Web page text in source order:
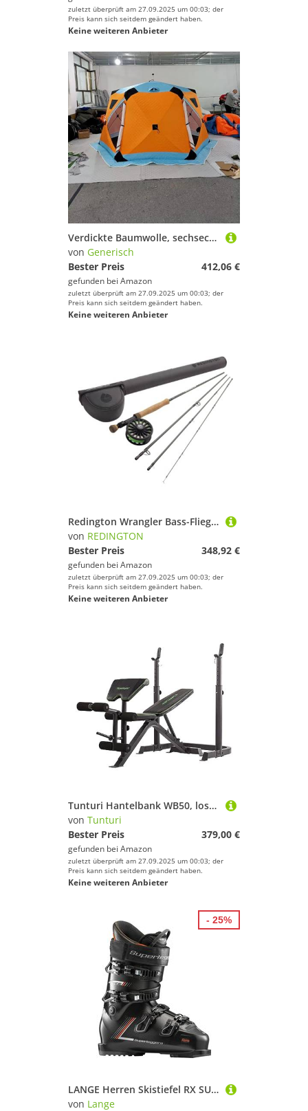
zuletzt überprüft am 27.09.2025 um 00:03; der
Preis kann sich seitdem geändert haben.
Keine weiteren Anbieter
Verdickte Baumwolle, sechseckig, Campingunterstand für Outdoor-Winterangeln, wasserdicht, isolierte Outdoor-Ausrüstung (Blau-Orange)
von Generisch
Bester Preis
412,06 €
gefunden bei Amazon
zuletzt überprüft am 27.09.2025 um 00:03; der
Preis kann sich seitdem geändert haben.
Keine weiteren Anbieter
Redington Wrangler Bass-Fliegenfisch-Set, 2,7 m lange Rute, Crosswater Rolle, Fliegenschnur, Vorfach und Tragetasche
von REDINGTON
Bester Preis
348,92 €
gefunden bei Amazon
zuletzt überprüft am 27.09.2025 um 00:03; der
Preis kann sich seitdem geändert haben.
Keine weiteren Anbieter
Tunturi Hantelbank WB50, lose Langhantelstützen, verstellbar, Fitnessbank, Bauchtrainer
von Tunturi
Bester Preis
379,00 €
gefunden bei Amazon
zuletzt überprüft am 27.09.2025 um 00:03; der
Preis kann sich seitdem geändert haben.
Keine weiteren Anbieter
LANGE Herren Skistiefel RX SUPERLEGGERA
von Lange
- 25%